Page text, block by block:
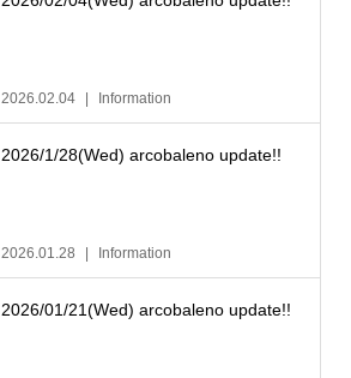
2026.02.04 Information
2026/1/28(Wed) arcobaleno update!!
2026.01.28 Information
2026/01/21(Wed) arcobaleno update!!